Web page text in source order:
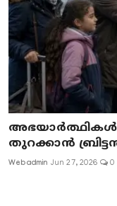
തുറക്കാൻ
Webadmin Jun 27, 2026 0